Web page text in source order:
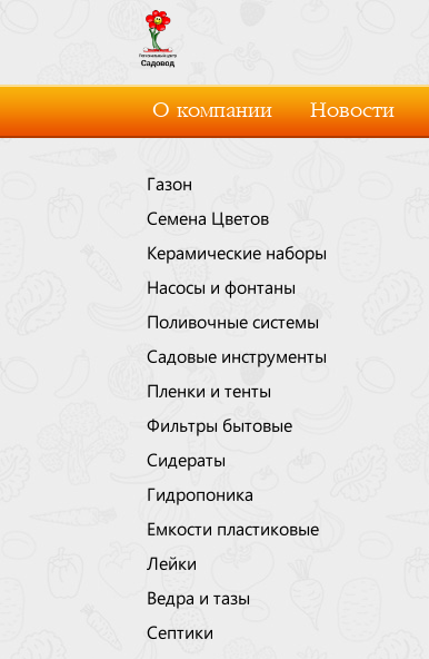
О компании Новости
Газон
Семена Цветов
Керамические наборы
Насосы и фонтаны
Поливочные системы
Садовые инструменты
Пленки и тенты
Фильтры бытовые
Сидераты
Гидропоника
Емкости пластиковые
Лейки
Ведра и тазы
Септики